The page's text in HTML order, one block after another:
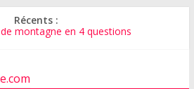
Récents :
montagne en 4 questions